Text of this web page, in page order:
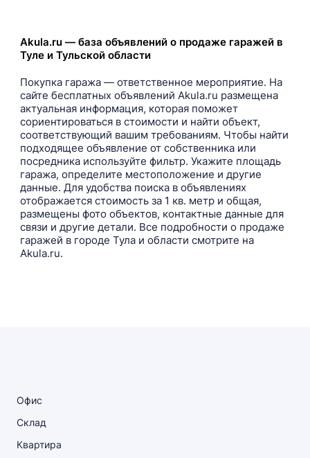
Akula.ru — база объявлений о продаже гаражей в
Туле и Тульской области
Покупка гаража — ответственное мероприятие. На
сайте бесплатных объявлений Akula.ru размещена
актуальная информация, которая поможет
сориентироваться в стоимости и найти объект,
соответствующий вашим требованиям. Чтобы найти
подходящее объявление от собственника или
посредника используйте фильтр. Укажите площадь
гаража, определите местоположение и другие
данные. Для удобства поиска в объявлениях
отображается стоимость за 1 кв. метр и общая,
размещены фото объектов, контактные данные для
связи и другие детали. Все подробности о продаже
гаражей в городе Тула и области смотрите на
Akula.ru.
Офис
Склад
Квартира